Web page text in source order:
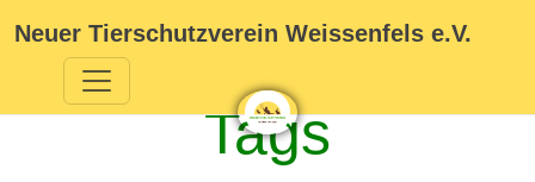
Neuer Tierschutzverein Weissenfels e.V.
Tags